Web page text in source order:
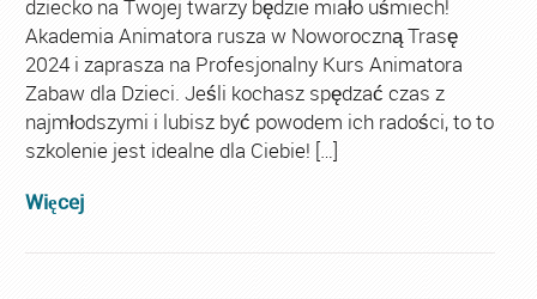
dziecko na Twojej twarzy będzie miało uśmiech!
Akademia Animatora rusza w Noworoczną Trasę
2024 i zaprasza na Profesjonalny Kurs Animatora
Zabaw dla Dzieci. Jeśli kochasz spędzać czas z
najmłodszymi i lubisz być powodem ich radości, to to
szkolenie jest idealne dla Ciebie! […]
Więcej